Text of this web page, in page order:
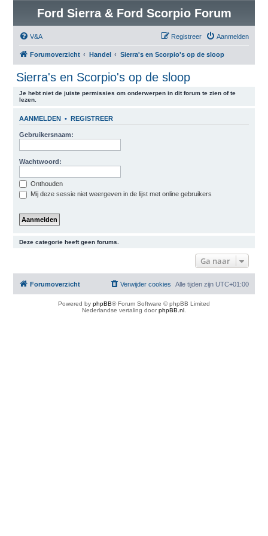
Ford Sierra & Ford Scorpio Forum
V&A Aanmelden
Registreer
Forumoverzicht Handel Sierra's en Scorpio's op de sloop
Sierra's en Scorpio's op de sloop
Je hebt niet de juiste permissies om onderwerpen in dit forum te zien of te
lezen.
AANMELDEN • REGISTREER
Gebruikersnaam:
Wachtwoord:
Onthouden
Mij deze sessie niet weergeven in de lijst met online gebruikers
Deze categorie heeft geen forums.
Ga naar
Forumoverzicht Alle tijden zijn UTC+01:00
Verwijder cookies
Powered by phpBB® Forum Software © phpBB Limited
Nederlandse vertaling doorphpBB.nl